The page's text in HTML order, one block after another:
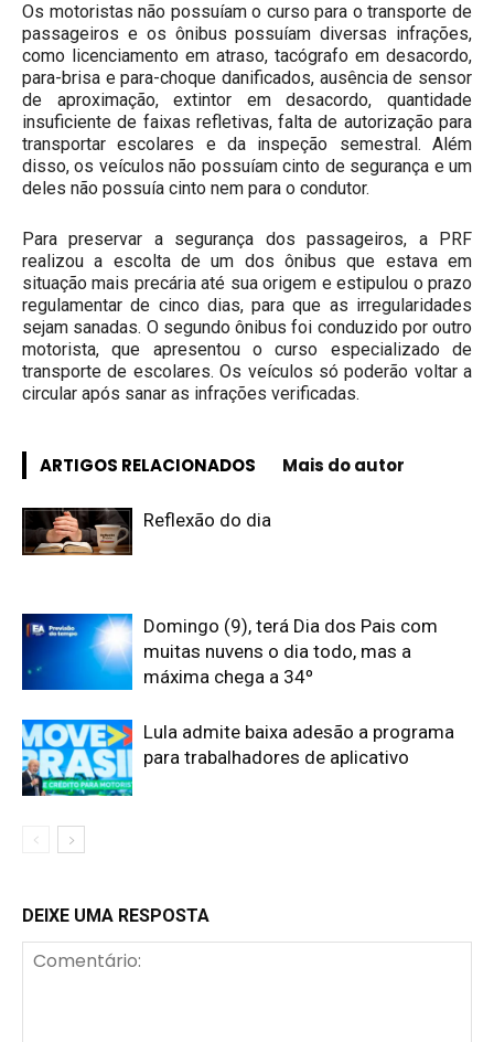
Os motoristas não possuíam o curso para o transporte de
passageiros e os ônibus possuíam diversas infrações,
como licenciamento em atraso, tacógrafo em desacordo,
para-brisa e para-choque danificados, ausência de sensor
de aproximação, extintor em desacordo, quantidade
insuficiente de faixas refletivas, falta de autorização para
transportar escolares e da inspeção semestral. Além
disso, os veículos não possuíam cinto de segurança e um
deles não possuía cinto nem para o condutor.
Para preservar a segurança dos passageiros, a PRF
realizou a escolta de um dos ônibus que estava em
situação mais precária até sua origem e estipulou o prazo
regulamentar de cinco dias, para que as irregularidades
sejam sanadas. O segundo ônibus foi conduzido por outro
motorista, que apresentou o curso especializado de
transporte de escolares. Os veículos só poderão voltar a
circular após sanar as infrações verificadas.
ARTIGOS RELACIONADOS Mais do autor
Reflexão do dia
Domingo (9), terá Dia dos Pais com
muitas nuvens o dia todo, mas a
máxima chega a 34º
Lula admite baixa adesão a programa
para trabalhadores de aplicativo
DEIXE UMA RESPOSTA